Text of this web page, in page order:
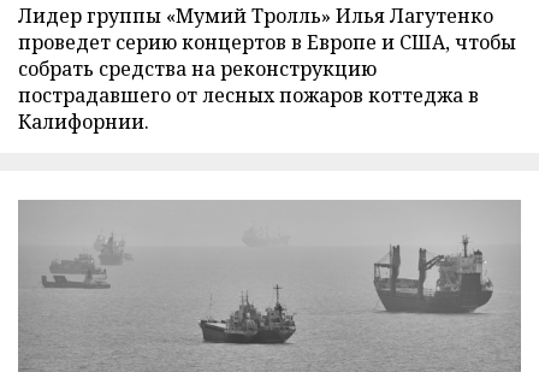
Лидер группы «Мумий Тролль» Илья Лагутенко
проведет серию концертов в Европе и США, чтобы
собрать средства на реконструкцию
пострадавшего от лесных пожаров коттеджа в
Калифорнии.